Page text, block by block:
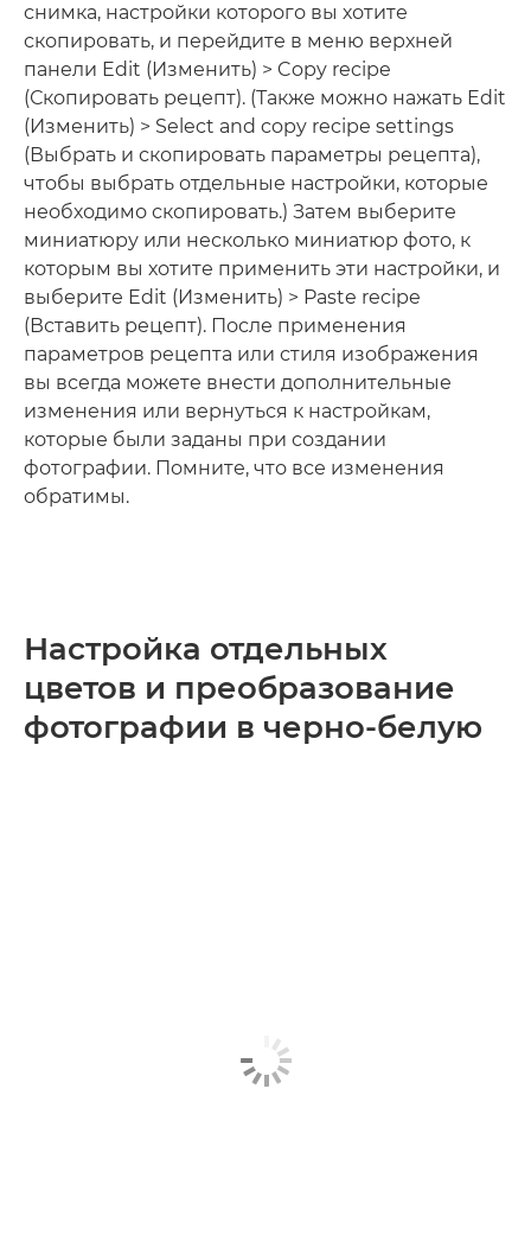
снимка, настройки которого вы хотите
скопировать, и перейдите в меню верхней
панели Edit (Изменить) > Copy recipe
(Скопировать рецепт). (Также можно нажать Edit
(Изменить) > Select and copy recipe settings
(Выбрать и скопировать параметры рецепта),
чтобы выбрать отдельные настройки, которые
необходимо скопировать.) Затем выберите
миниатюру или несколько миниатюр фото, к
которым вы хотите применить эти настройки, и
выберите Edit (Изменить) > Paste recipe
(Вставить рецепт). После применения
параметров рецепта или стиля изображения
вы всегда можете внести дополнительные
изменения или вернуться к настройкам,
которые были заданы при создании
фотографии. Помните, что все изменения
обратимы.
Настройка отдельных
цветов и преобразование
фотографии в черно-белую